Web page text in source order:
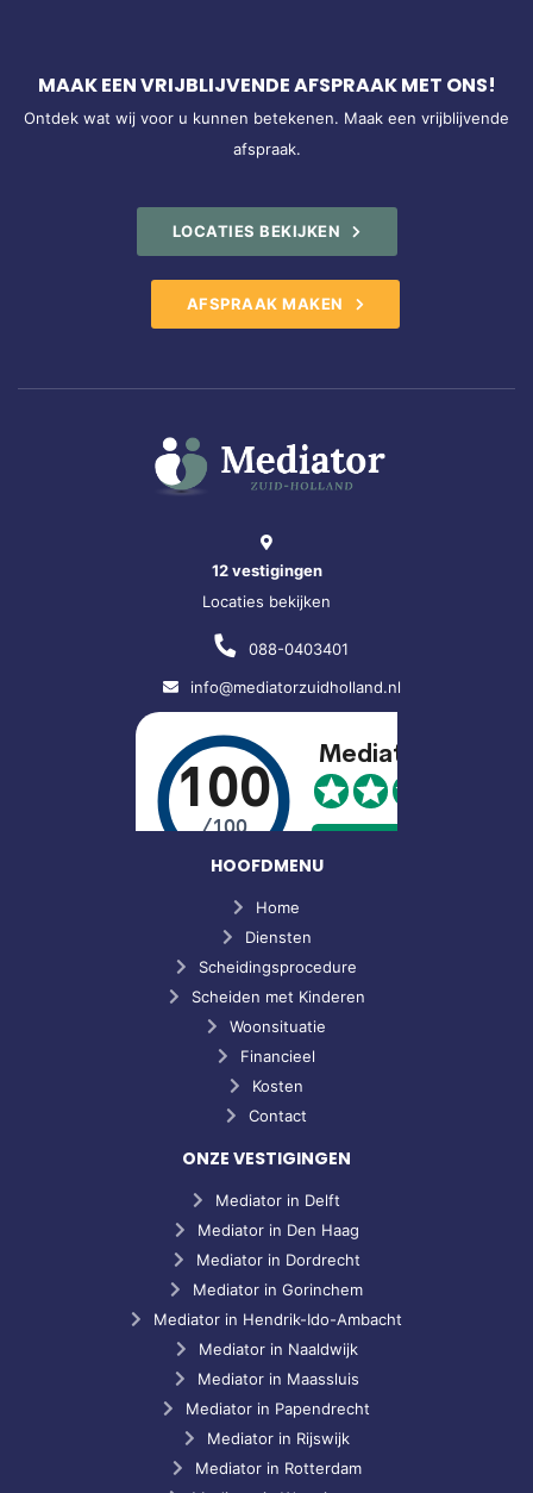
MAAK EEN VRIJBLIJVENDE AFSPRAAK MET ONS!
Ontdek wat wij voor u kunnen betekenen. Maak een vrijblijvende
afspraak.
LOCATIES BEKIJKEN
AFSPRAAK MAKEN
12 vestigingen
Locaties bekijken
088-0403401
info@mediatorzuidholland.nl
HOOFDMENU
Home
Diensten
Scheidingsprocedure
Scheiden met Kinderen
Woonsituatie
Financieel
Kosten
Contact
ONZE VESTIGINGEN
Mediator in Delft
Mediator in Den Haag
Mediator in Dordrecht
Mediator in Gorinchem
Mediator in Hendrik-Ido-Ambacht
Mediator in Naaldwijk
Mediator in Maassluis
Mediator in Papendrecht
Mediator in Rijswijk
Mediator in Rotterdam